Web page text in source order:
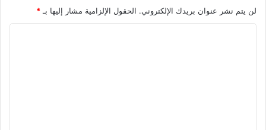
لن يتم نشر عنوان بريدك الإلكتروني. الحقول الإلزامية مشار إليها بـ *